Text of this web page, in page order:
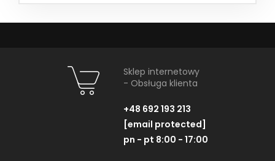
Sklep internetowy
- Obsługa klienta
+48 692 193 213
[email protected]
pn - pt 8:00 - 17:00